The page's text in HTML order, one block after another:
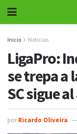
Inicio Noticias
LigaPro:
se trepa a
SC sigue
por Ricardo Oliveira